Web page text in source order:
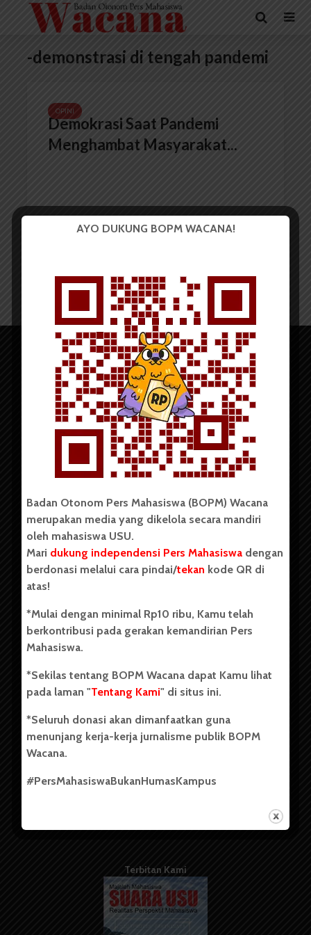
-demonstrasi di tengah pandemi
OPINI
Demokrasi Saat Pandemi
Menghambat Masyarakat...
Copyright © 2023. All rights reserved BOPM WACANA.
Badan Otonom Pers Mahasiswa (BOPM) Wacana merupakan
pers mahasiswa yang berdiri di luar kampus dan dikelola
secara mandiri oleh mahasiswa Universitas Sumatera Utara
(USU). Sebelumnya BOPM Wacana merupakan salah satu
Unit Kegiatan Mahasiswa (UKM) di Universitas Sumatera
berdiri pada 1 Juli 1995.
Kontribusi
Info Iklan
Pedoman Media Siber
Kode Etik Jurnalistik
Terbitan Kami
AYO DUKUNG BOPM WACANA!
Badan Otonom Pers Mahasiswa (BOPM) Wacana
merupakan media yang dikelola secara mandiri
oleh mahasiswa USU.
Mari dukung independensi Pers Mahasiswa dengan
berdonasi melalui cara pindai/tekan kode QR di
atas!
*Mulai dengan minimal Rp10 ribu, Kamu telah
berkontribusi pada gerakan kemandirian Pers
Mahasiswa.
*Sekilas tentang BOPM Wacana dapat Kamu lihat
pada laman "Tentang Kami" di situs ini.
*Seluruh donasi akan dimanfaatkan guna
menunjang kerja-kerja jurnalisme publik BOPM
Wacana.
#PersMahasiswaBukanHumasKampus